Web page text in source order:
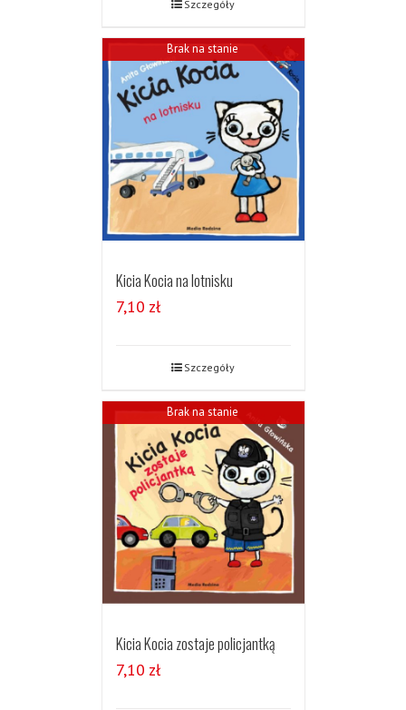
Szczegóły
Brak na stanie
Kicia Kocia na lotnisku
7,10 zł
Szczegóły
Brak na stanie
Kicia Kocia zostaje policjantką
7,10 zł